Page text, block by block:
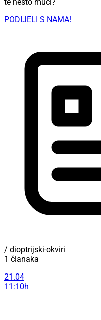
PODIJELI S NAMA!
/ dioptrijski-okviri
1 članaka
21.04
11:10h